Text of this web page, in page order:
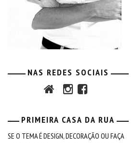
NAS REDES SOCIAIS
PRIMEIRA CASA DA RUA
SE O TEMA É DESIGN, DECORAÇÃO OU FAÇA